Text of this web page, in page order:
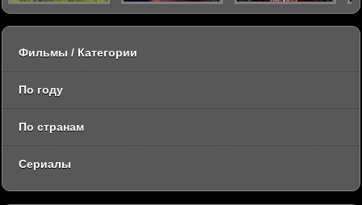
Фильмы / Категории
По году
По странам
Сериалы